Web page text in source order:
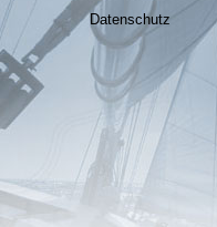
Datenschutz